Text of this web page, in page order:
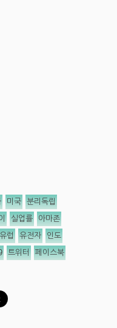
미국 분리독립
실업률 아마존
유럽 유전자 인도
트위터 페이스북